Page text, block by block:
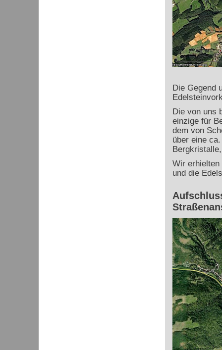
Die Gegend
Die von uns
einzige für
dem von
über eine
Wir erhielten
und die